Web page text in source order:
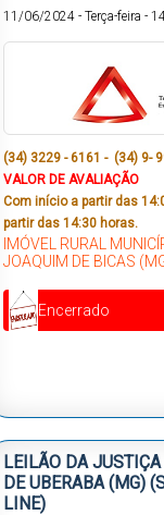
11/06/2024 - Terça-feira -
(34) 3229 - 6161 - (34) 9-
VALOR DE AVALIAÇÃO
Com início a partir das
partir das 14:30 horas.
IMÓVEL RURAL
JOAQUIM DE BICAS
Encerrado
LEILÃO DA
DE UBERABA (MG)
LINE)